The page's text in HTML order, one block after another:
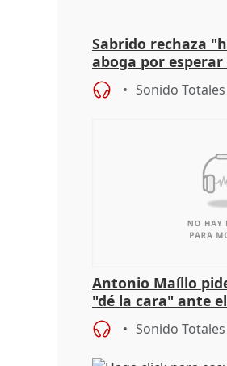
Sabrido rechaza
aboga por
investigación del
Sonido Totales
Antonio Maíllo
"dé la cara" ante
acoso del CEO de
Sonido Totales